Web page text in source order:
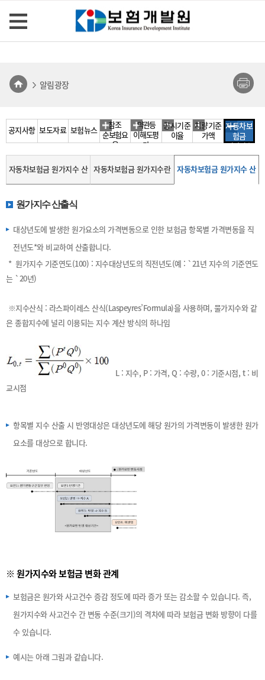
알림광장
공지사항 보도자료 보험뉴스
참조
순보험요
율
약관등
이해도평
가
공시기준
이율
차량기준
가액
자동차보
험금
원가지수
자동차보험금 원가지수 산 자동차보험금 원가지수란 자동차보험금 원가지수 산
원가지수 산출식
대상년도에 발생한 원가요소의 가격변동으로 인한 보험금 항목별 가격변동을 직
전년도*와 비교하여 산출합니다.
* 원가지수 기준연도(100) : 지수대상년도의 직전년도(예 : `21년 지수의 기준연도
는 `20년)
※지수산식 : 라스파이레스 산식(Laspeyres’Formula)을 사용하며, 물가지수와 같
은 종합지수에 널리 이용되는 지수 계산 방식의 하나임
L : 지수, P : 가격, Q : 수량, 0 : 기준시점, t : 비
교시점
항목별 지수 산출 시 반영대상은 대상년도에 해당 원가의 가격변동이 발생한 원가
요소를 대상으로 합니다.
※ 원가지수와 보험금 변화 관계
보험금은 원가와 사고건수 증감 정도에 따라 증가 또는 감소할 수 있습니다. 즉,
원가지수와 사고건수 간 변동 수준(크기)의 격차에 따라 보험금 변화 방향이 다를
수 있습니다.
예시는 아래 그림과 같습니다.